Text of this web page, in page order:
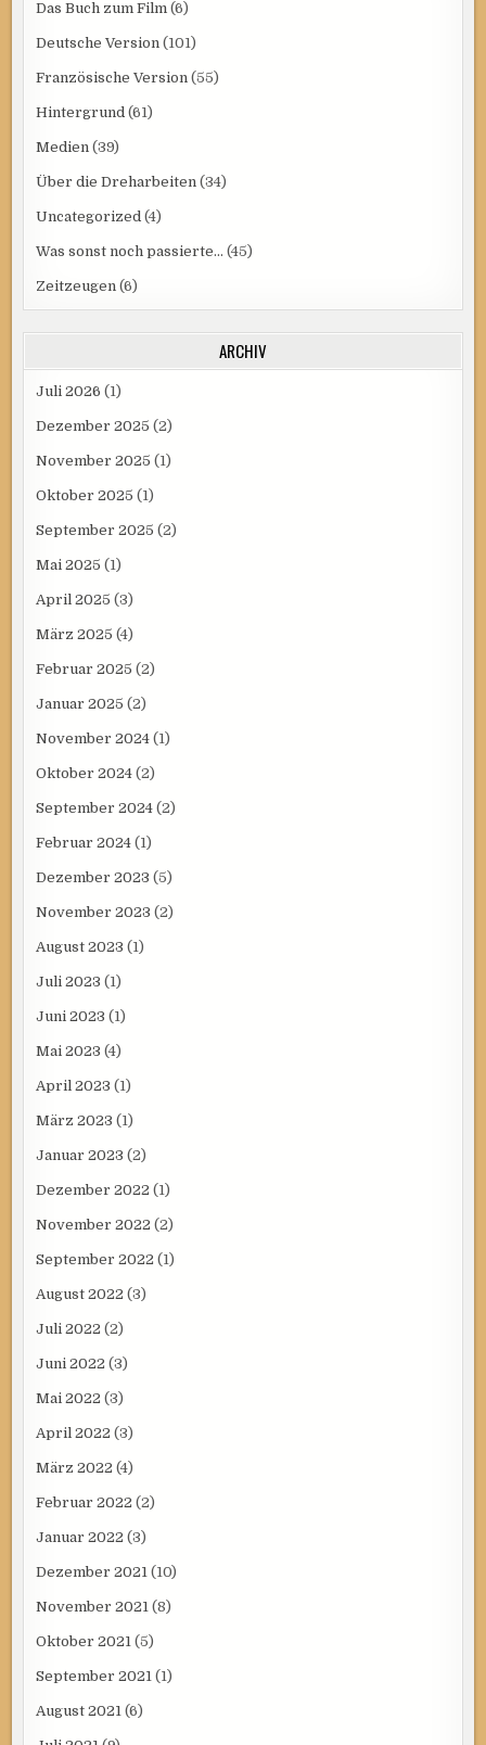
Das Buch zum Film (6)
Deutsche Version (101)
Französische Version (55)
Hintergrund (61)
Medien (39)
Über die Dreharbeiten (34)
Uncategorized (4)
Was sonst noch passierte… (45)
Zeitzeugen (6)
ARCHIV
Juli 2026 (1)
Dezember 2025 (2)
November 2025 (1)
Oktober 2025 (1)
September 2025 (2)
Mai 2025 (1)
April 2025 (3)
März 2025 (4)
Februar 2025 (2)
Januar 2025 (2)
November 2024 (1)
Oktober 2024 (2)
September 2024 (2)
Februar 2024 (1)
Dezember 2023 (5)
November 2023 (2)
August 2023 (1)
Juli 2023 (1)
Juni 2023 (1)
Mai 2023 (4)
April 2023 (1)
März 2023 (1)
Januar 2023 (2)
Dezember 2022 (1)
November 2022 (2)
September 2022 (1)
August 2022 (3)
Juli 2022 (2)
Juni 2022 (3)
Mai 2022 (3)
April 2022 (3)
März 2022 (4)
Februar 2022 (2)
Januar 2022 (3)
Dezember 2021 (10)
November 2021 (8)
Oktober 2021 (5)
September 2021 (1)
August 2021 (6)